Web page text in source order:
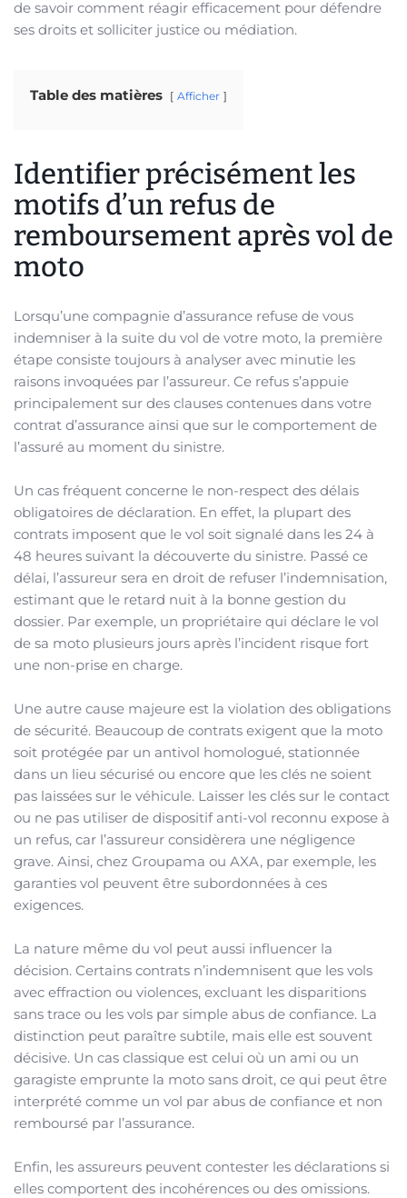
de savoir comment réagir efficacement pour défendre
ses droits et solliciter justice ou médiation.
Table des matières Afficher
Identifier précisément les
motifs d’un refus de
remboursement après vol de
moto
Lorsqu’une compagnie d’assurance refuse de vous
indemniser à la suite du vol de votre moto, la première
étape consiste toujours à analyser avec minutie les
raisons invoquées par l’assureur. Ce refus s’appuie
principalement sur des clauses contenues dans votre
contrat d’assurance ainsi que sur le comportement de
l’assuré au moment du sinistre.
Un cas fréquent concerne le non-respect des délais
obligatoires de déclaration. En effet, la plupart des
contrats imposent que le vol soit signalé dans les 24 à
48 heures suivant la découverte du sinistre. Passé ce
délai, l’assureur sera en droit de refuser l’indemnisation,
estimant que le retard nuit à la bonne gestion du
dossier. Par exemple, un propriétaire qui déclare le vol
de sa moto plusieurs jours après l’incident risque fort
une non-prise en charge.
Une autre cause majeure est la violation des obligations
de sécurité. Beaucoup de contrats exigent que la moto
soit protégée par un antivol homologué, stationnée
dans un lieu sécurisé ou encore que les clés ne soient
pas laissées sur le véhicule. Laisser les clés sur le contact
ou ne pas utiliser de dispositif anti-vol reconnu expose à
un refus, car l’assureur considèrera une négligence
grave. Ainsi, chez Groupama ou AXA, par exemple, les
garanties vol peuvent être subordonnées à ces
exigences.
La nature même du vol peut aussi influencer la
décision. Certains contrats n’indemnisent que les vols
avec effraction ou violences, excluant les disparitions
sans trace ou les vols par simple abus de confiance. La
distinction peut paraître subtile, mais elle est souvent
décisive. Un cas classique est celui où un ami ou un
garagiste emprunte la moto sans droit, ce qui peut être
interprété comme un vol par abus de confiance et non
remboursé par l’assurance.
Enfin, les assureurs peuvent contester les déclarations si
elles comportent des incohérences ou des omissions.